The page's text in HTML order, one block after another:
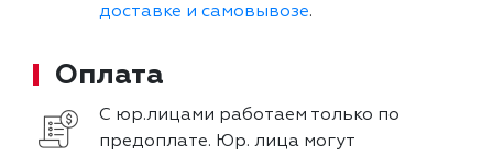
доставке и самовывозе.
Оплата
С юр.лицами работаем только по
предоплате. Юр. лица могут